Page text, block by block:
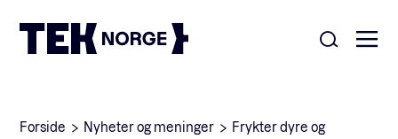
Om oss
Forside Nyheter og meninger
Frykter dyre og